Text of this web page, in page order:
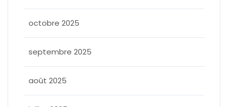
octobre 2025
septembre 2025
août 2025